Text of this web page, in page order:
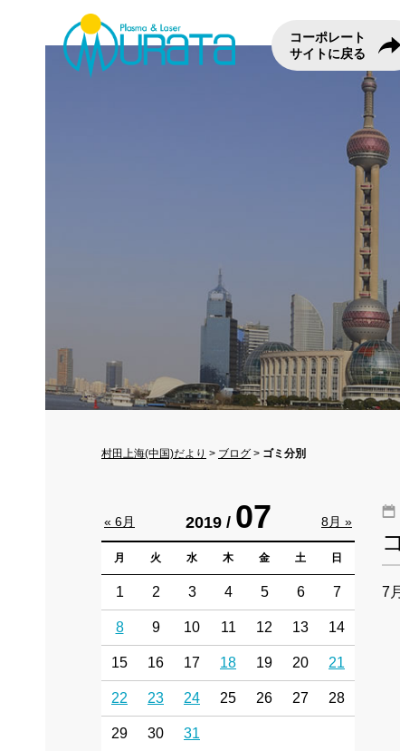
コーポレート
サイトに戻る
村田上海(中国)だより > ブログ > ゴミ分別
7
2019 / 07
月 火 水 木 金 土 日
1 2 3 4 5 6 7
8 9 10 11 12 13 14
15 16 17 18 19 20 21
22 23 24 25 26 27 28
29 30 31
« 6月 8月 »